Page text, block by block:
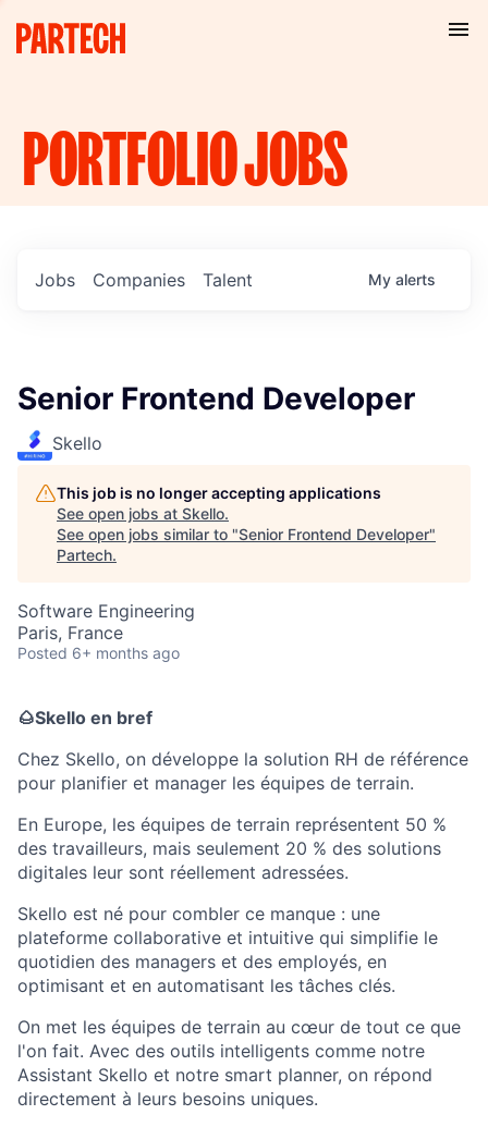
PORTFOLIOJOBS
Jobs Companies Talent My alerts
Senior Frontend Developer
Skello
This job is no longer accepting applications
See open jobs at Skello.
See open jobs similar to "Senior Frontend Developer"
Partech.
Software Engineering
Paris, France
Posted 6+ months ago
🌰Skello en bref
Chez Skello, on développe la solution RH de référence
pour planifier et manager les équipes de terrain.
En Europe, les équipes de terrain représentent 50 %
des travailleurs, mais seulement 20 % des solutions
digitales leur sont réellement adressées.
Skello est né pour combler ce manque : une
plateforme collaborative et intuitive qui simplifie le
quotidien des managers et des employés, en
optimisant et en automatisant les tâches clés.
On met les équipes de terrain au cœur de tout ce que
l'on fait. Avec des outils intelligents comme notre
Assistant Skello et notre smart planner, on répond
directement à leurs besoins uniques.